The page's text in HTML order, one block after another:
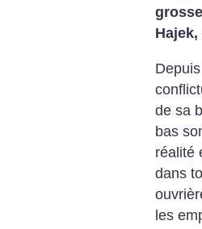
de sa
bas
réalité
dans
les